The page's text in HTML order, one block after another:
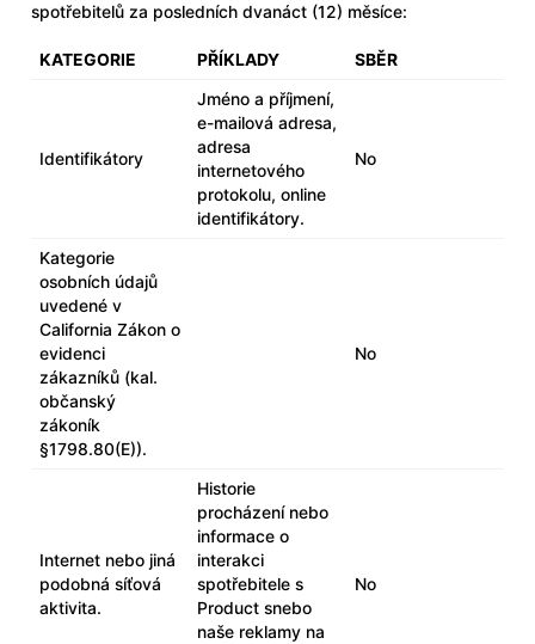
spotřebitelů za posledních dvanáct (12) měsíce:
KATEGORIE PŘÍKLADY SBĚR
Identifikátory
Jméno a příjmení,
e-mailová adresa,
adresa
internetového
protokolu, online
identifikátory.
No
Kategorie
osobních údajů
uvedené v
California Zákon o
evidenci
zákazníků (kal.
občanský
zákoník
§1798.80(E)).
No
Internet nebo jiná
podobná síťová
aktivita.
Historie
procházení nebo
informace o
interakci
spotřebitele s
Product snebo
naše reklamy na
No